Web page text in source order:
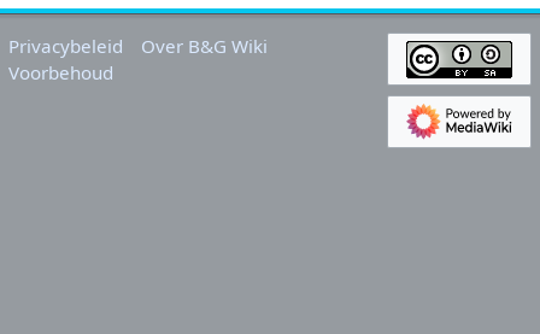
1
0
Privacybeleid
Over B&G Wiki
Voorbehoud